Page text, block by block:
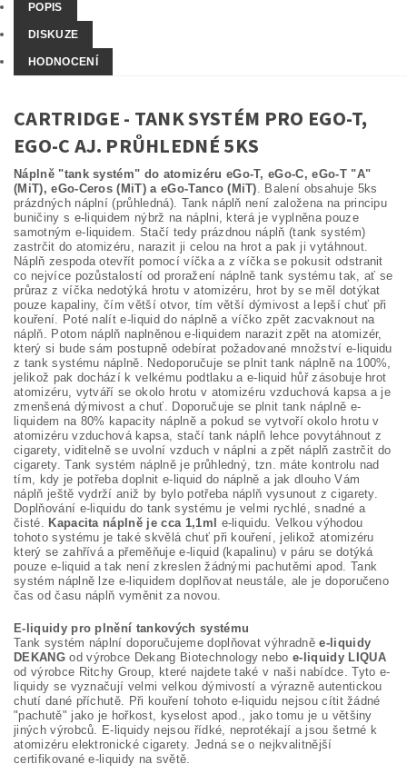
POPIS
DISKUZE
HODNOCENÍ
CARTRIDGE - TANK SYSTÉM PRO EGO-T,
EGO-C AJ. PRŮHLEDNÉ 5KS
Náplně "tank systém" do atomizéru eGo-T, eGo-C, eGo-T "A"
(MiT), eGo-Ceros (MiT) a eGo-Tanco (MiT). Balení obsahuje 5ks
prázdných náplní (průhledná). Tank náplň není založena na principu
buničiny s e-liquidem nýbrž na náplni, která je vyplněna pouze
samotným e-liquidem. Stačí tedy prázdnou náplň (tank systém)
zastrčit do atomizéru, narazit ji celou na hrot a pak ji vytáhnout.
Náplň zespoda otevřít pomocí víčka a z víčka se pokusit odstranit
co nejvíce pozůstalostí od proražení náplně tank systému tak, ať se
průraz z víčka nedotýká hrotu v atomizéru, hrot by se měl dotýkat
pouze kapaliny, čím větší otvor, tím větší dýmivost a lepší chuť při
kouření. Poté nalít e-liquid do náplně a víčko zpět zacvaknout na
náplň. Potom náplň naplněnou e-liquidem narazit zpět na atomizér,
který si bude sám postupně odebírat požadované množství e-liquidu
z tank systému náplně. Nedoporučuje se plnit tank náplně na 100%,
jelikož pak dochází k velkému podtlaku a e-liquid hůř zásobuje hrot
atomizéru, vytváří se okolo hrotu v atomizéru vzduchová kapsa a je
zmenšená dýmivost a chuť. Doporučuje se plnit tank náplně e-
liquidem na 80% kapacity náplně a pokud se vytvoří okolo hrotu v
atomizéru vzduchová kapsa, stačí tank náplň lehce povytáhnout z
cigarety, viditelně se uvolní vzduch v náplni a zpět náplň zastrčit do
cigarety. Tank systém náplně je průhledný, tzn. máte kontrolu nad
tím, kdy je potřeba doplnit e-liquid do náplně a jak dlouho Vám
náplň ještě vydrží aniž by bylo potřeba náplň vysunout z cigarety.
Doplňování e-liquidu do tank systému je velmi rychlé, snadné a
čisté. Kapacita náplně je cca 1,1ml
e-liquidu. Velkou výhodou
tohoto systému je také skvělá chuť při kouření, jelikož atomizéru
který se zahřívá a přeměňuje e-liquid (kapalinu) v páru se dotýká
pouze e-liquid a tak není zkreslen žádnými pachutěmi apod. Tank
systém náplně lze e-liquidem doplňovat neustále, ale je doporučeno
čas od času náplň vyměnit za novou.
E-liquidy pro plnění tankových systému
Tank systém náplní doporučujeme doplňovat výhradněe-liquidy
DEKANGod výrobce Dekang Biotechnology neboe-liquidy LIQUA
od výrobce Ritchy Group, které najdete také v naši nabídce. Tyto e-
liquidy se vyznačují velmi velkou dýmivostí a výrazně autentickou
chutí dané příchutě. Při kouření tohoto e-liquidu nejsou cítit žádné
"pachutě" jako je hořkost, kyselost apod., jako tomu je u většiny
jiných výrobců. E-liquidy nejsou řídké, neprotékají a jsou šetrné k
atomizéru elektronické cigarety. Jedná se o nejkvalitnější
certifikované e-liquidy na světě.